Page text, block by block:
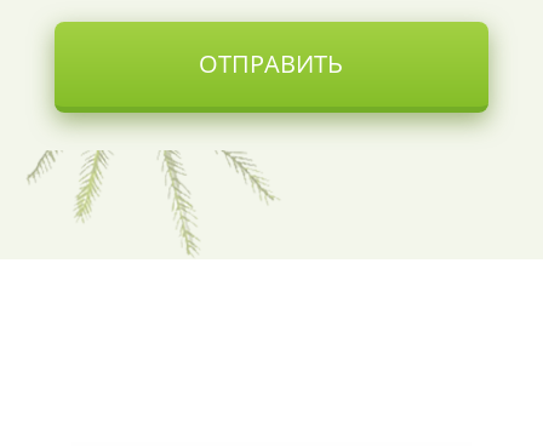
ОТПРАВИТЬ